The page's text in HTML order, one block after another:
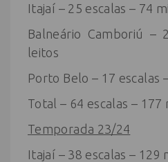
Itajaí – 25 escalas – 74
Balneário Camboriú –
leitos
Porto Belo – 17 escalas
Total – 64 escalas – 177
Temporada 23/24
Itajaí – 38 escalas – 129